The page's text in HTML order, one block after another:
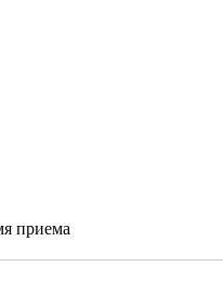
приема